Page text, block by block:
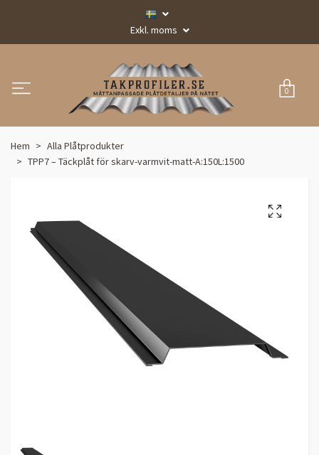
Exkl. moms
0
Hem
Alla Plåtprodukter
TPP7 – Täckplåt för skarv-varmvit-matt-A:150L:1500